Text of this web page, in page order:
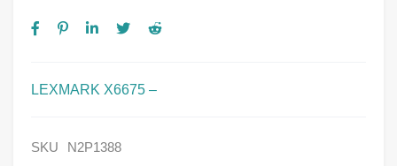
LEXMARK X6675 –
SKU N2P1388